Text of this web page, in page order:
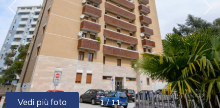
1 / 11
Vedi più foto
IMMOBILI
SERVIZI
CONTATTI
Scegli
dove
cercare
Provincia